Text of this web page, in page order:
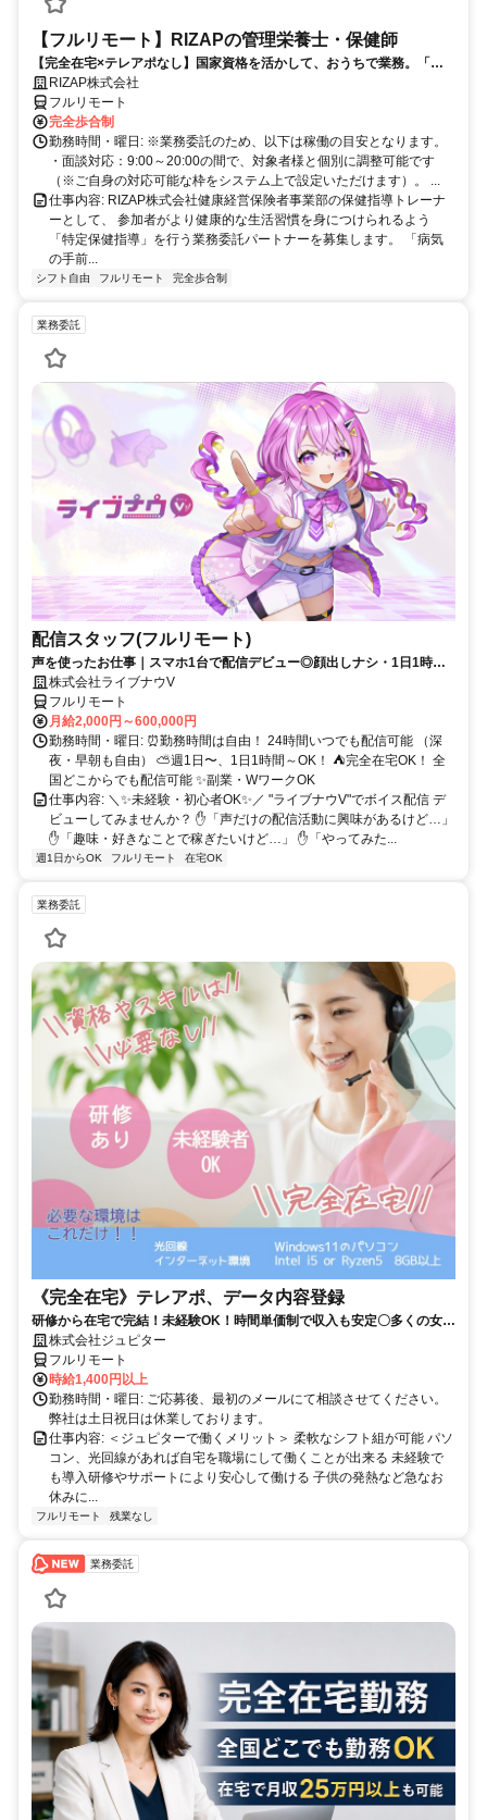
【フルリモート】RIZAPの管理栄養士・保健師
【完全在宅×テレアポなし】国家資格を活かして、おうちで業務。「も
う一つの安心」を。主婦・Wワーカー活躍中！「平日の日中だけ」「夕
方以降の数時間だけ」など、生活リズムに合わせた時間調整が可能で
す。1件ごとの成果報酬型だから、頑張った分だけ手応えのある収入
に。充実のサポート体制で、安心の在宅ワークを始めませんか？
RIZAP株式会社
フルリモート
完全歩合制
勤務時間・曜日: ※業務委託のため、以下は稼働の目安となります。
・面談対応：9:00～20:00の間で、対象者様と個別に調整可能です
（※ご自身の対応可能な枠をシステム上で設定いただけます）。 ...
仕事内容: RIZAP株式会社健康経営保険者事業部の保健指導トレーナ
ーとして、 参加者がより健康的な生活習慣を身につけられるよう
「特定保健指導」を行う業務委託パートナーを募集します。 「病気
の手前...
シフト自由 フルリモート 完全歩合制
業務委託
配信スタッフ(フルリモート)
声を使ったお仕事｜スマホ1台で配信デビュー◎顔出しナシ・1日1時間
～OK♪
株式会社ライブナウV
フルリモート
月給2,000円～600,000円
勤務時間・曜日: ⏰勤務時間は自由！ 24時間いつでも配信可能 （深
夜・早朝も自由） ⛅週1日〜、1日1時間～OK！ ⛺完全在宅OK！ 全
国どこからでも配信可能 ✨副業・WワークOK
仕事内容: ＼✨未経験・初心者OK✨／ "ライブナウV"でボイス配信 デ
ビューしてみませんか？ ✋「声だけの配信活動に興味があるけど…」
✋「趣味・好きなことで稼ぎたいけど…」 ✋「やってみた...
週1日からOK フルリモート 在宅OK
業務委託
《完全在宅》テレアポ、データ内容登録
研修から在宅で完結！未経験OK！時間単価制で収入も安定〇多くの女性
の方が活躍中！隙間時間有効活用！
株式会社ジュピター
フルリモート
時給1,400円以上
勤務時間・曜日: ご応募後、最初のメールにて相談させてください。
弊社は土日祝日は休業しております。
仕事内容: ＜ジュピターで働くメリット＞ 柔軟なシフト組が可能 パソ
コン、光回線があれば自宅を職場にして働くことが出来る 未経験で
も導入研修やサポートにより安心して働ける 子供の発熱など急なお
休みに...
フルリモート 残業なし
業務委託